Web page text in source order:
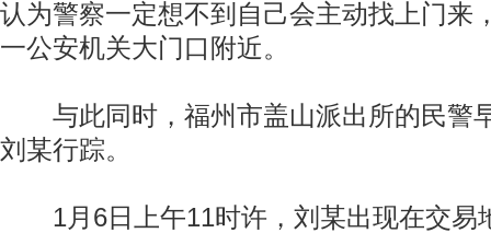
认为警察一定想不到自己会主动找上门来
一公安机关大门口附近。
与此同时，福州市盖山派出所的民警
刘某行踪。
1月6日上午11时许，刘某出现在交易